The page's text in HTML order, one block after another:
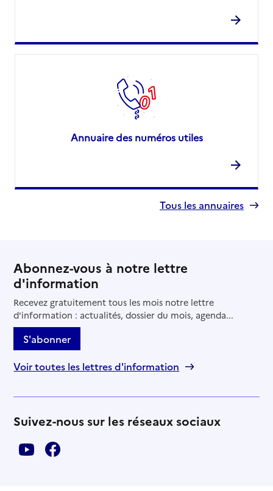
Annuaire des numéros utiles
Tous les annuaires
Abonnez-vous à notre lettre
d'information
Recevez gratuitement tous les mois notre lettre
d'information : actualités, dossier du mois, agenda...
S'abonner
Voir toutes les lettres d'information
Suivez-nous sur les réseaux sociaux